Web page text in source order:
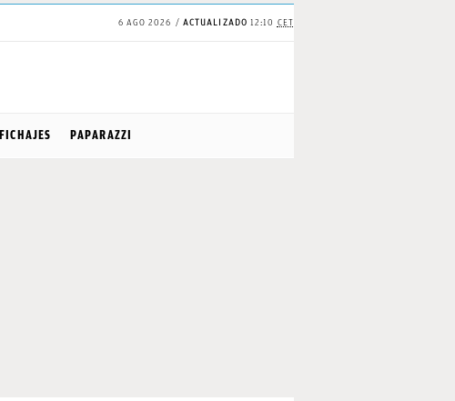
6 AGO 2026 ACTUALIZADO 12:10 CET
FICHAJES PAPARAZZI